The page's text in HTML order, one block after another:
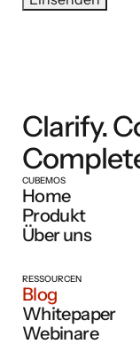
Clarify.
CUBEMOS
Home
Produkt
Über uns
RESSOURCEN
Blog
Whitepaper
Webinare